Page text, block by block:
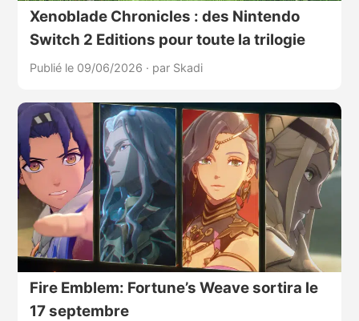
Xenoblade Chronicles : des Nintendo
Switch 2 Editions pour toute la trilogie
Publié le 09/06/2026 · par Skadi
Fire Emblem: Fortune’s Weave sortira le
17 septembre